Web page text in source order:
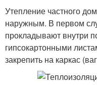
Утепление частного
наружным. В первом
прокладывают внутри
гипсокартонными
закрепить на каркас